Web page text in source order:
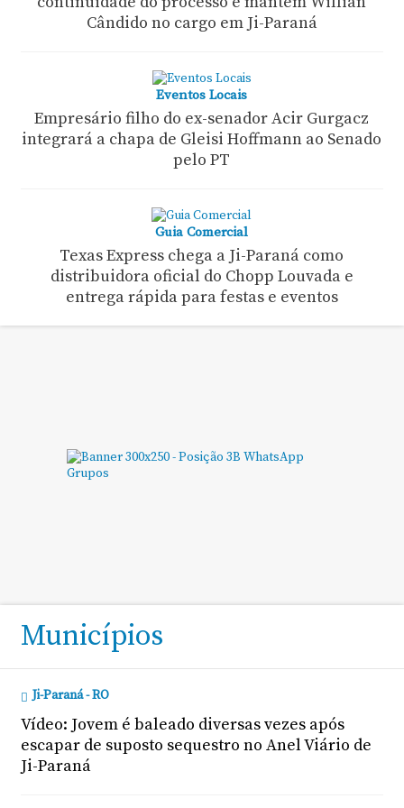
Cândido no cargo em Ji-Paraná
Eventos Locais
Empresário filho do ex-senador Acir Gurgacz
integrará a chapa de Gleisi Hoffmann ao Senado
pelo PT
Guia Comercial
Texas Express chega a Ji-Paraná como
distribuidora oficial do Chopp Louvada e
entrega rápida para festas e eventos
Municípios
Ji-Paraná - RO
Vídeo: Jovem é baleado diversas vezes após
escapar de suposto sequestro no Anel Viário de
Ji-Paraná